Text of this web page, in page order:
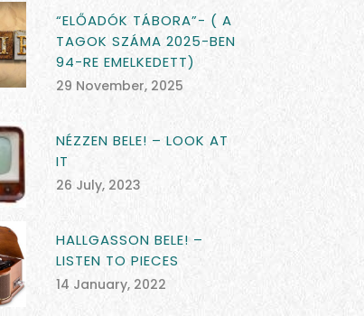
“ELŐADÓK TÁBORA”- ( A
TAGOK SZÁMA 2025-BEN
94-RE EMELKEDETT)
29 November, 2025
NÉZZEN BELE! – LOOK AT
IT
26 July, 2023
HALLGASSON BELE! –
LISTEN TO PIECES
14 January, 2022